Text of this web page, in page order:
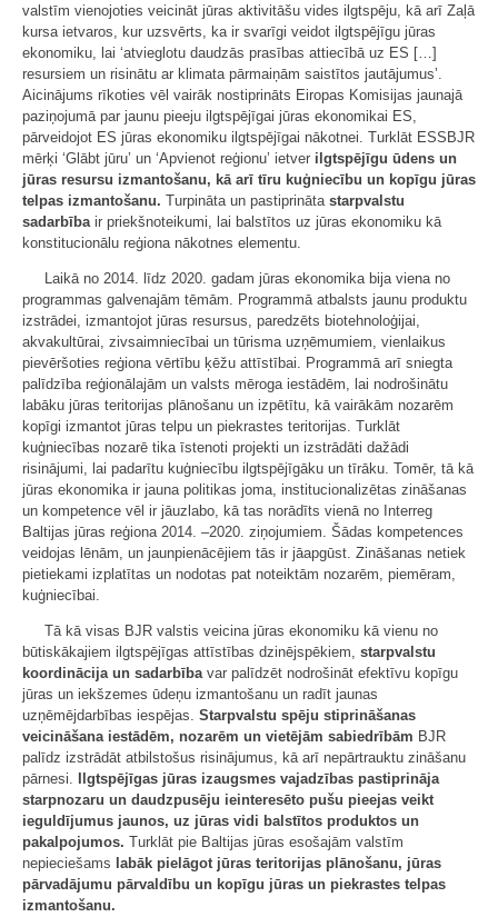
valstīm vienojoties veicināt jūras aktivitāšu vides ilgtspēju, kā arī Zaļā
kursa ietvaros, kur uzsvērts, ka ir svarīgi veidot ilgtspējīgu jūras
ekonomiku, lai ‘atvieglotu daudzās prasības attiecībā uz ES […]
resursiem un risinātu ar klimata pārmaiņām saistītos jautājumus’.
Aicinājums rīkoties vēl vairāk nostiprināts Eiropas Komisijas jaunajā
paziņojumā par jaunu pieeju ilgtspējīgai jūras ekonomikai ES,
pārveidojot ES jūras ekonomiku ilgtspējīgai nākotnei. Turklāt ESSBJR
mērķi ‘Glābt jūru’ un ‘Apvienot reģionu’ ietver ilgtspējīgu ūdens un
jūras resursu izmantošanu, kā arī tīru kuģniecību un kopīgu jūras
telpas izmantošanu. Turpināta un pastiprināta starpvalstu
sadarbībair priekšnoteikumi, lai balstītos uz jūras ekonomiku kā
konstitucionālu reģiona nākotnes elementu.
Laikā no 2014. līdz 2020. gadam jūras ekonomika bija viena no
programmas galvenajām tēmām. Programmā atbalsts jaunu produktu
izstrādei, izmantojot jūras resursus, paredzēts biotehnoloģijai,
akvakultūrai, zivsaimniecībai un tūrisma uzņēmumiem, vienlaikus
pievēršoties reģiona vērtību ķēžu attīstībai. Programmā arī sniegta
palīdzība reģionālajām un valsts mēroga iestādēm, lai nodrošinātu
labāku jūras teritorijas plānošanu un izpētītu, kā vairākām nozarēm
kopīgi izmantot jūras telpu un piekrastes teritorijas. Turklāt
kuģniecības nozarē tika īstenoti projekti un izstrādāti dažādi
risinājumi, lai padarītu kuģniecību ilgtspējīgāku un tīrāku. Tomēr, tā kā
jūras ekonomika ir jauna politikas joma, institucionalizētas zināšanas
un kompetence vēl ir jāuzlabo, kā tas norādīts vienā no Interreg
Baltijas jūras reģiona 2014. –2020. ziņojumiem. Šādas kompetences
veidojas lēnām, un jaunpienācējiem tās ir jāapgūst. Zināšanas netiek
pietiekami izplatītas un nodotas pat noteiktām nozarēm, piemēram,
kuģniecībai.
Tā kā visas BJR valstis veicina jūras ekonomiku kā vienu no
būtiskākajiem ilgtspējīgas attīstības dzinējspēkiem, starpvalstu
koordinācija un sadarbībavar palīdzēt nodrošināt efektīvu kopīgu
jūras un iekšzemes ūdeņu izmantošanu un radīt jaunas
uzņēmējdarbības iespējas. Starpvalstu spēju stiprināšanas
veicināšana iestādēm, nozarēm un vietējām sabiedrībām BJR
palīdz izstrādāt atbilstošus risinājumus, kā arī nepārtrauktu zināšanu
pārnesi.
Ilgtspējīgas jūras izaugsmes vajadzības pastiprināja
starpnozaru un daudzpusēju ieinteresēto pušu pieejas veikt
ieguldījumus jaunos, uz jūras vidi balstītos produktos un
pakalpojumos. Turklāt pie Baltijas jūras esošajām valstīm
nepieciešams labāk pielāgot jūras teritorijas plānošanu, jūras
pārvadājumu pārvaldību un kopīgu jūras un piekrastes telpas
izmantošanu.